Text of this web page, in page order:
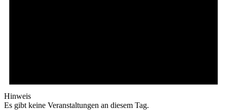
Hinweis
Es gibt keine Veranstaltungen an diesem Tag.